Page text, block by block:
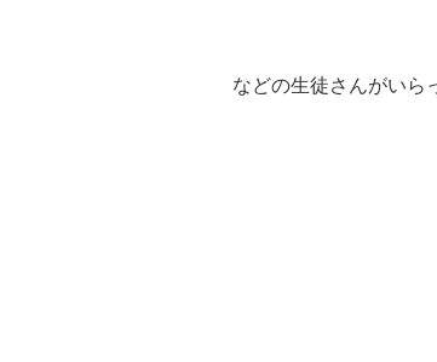
などの生徒さんがいら